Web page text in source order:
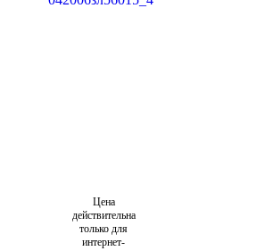
Цена
действительна
только для
интернет-